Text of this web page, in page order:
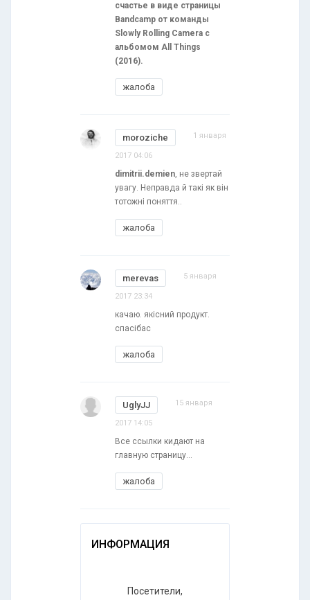
счастье в виде страницы
Bandcamp от команды
Slowly Rolling Camera с
альбомом All Things
(2016).
жалоба
moroziche 1 января
2017 04:06
dimitrii.demien, не звертай
увагу. Неправда й такі як він
тотожні поняття..
жалоба
merevas 5 января
2017 23:34
качаю. якісний продукт.
спасібас
жалоба
UglyJJ 15 января
2017 14:05
Все ссылки кидают на
главную страницу...
жалоба
ИНФОРМАЦИЯ
Посетители,